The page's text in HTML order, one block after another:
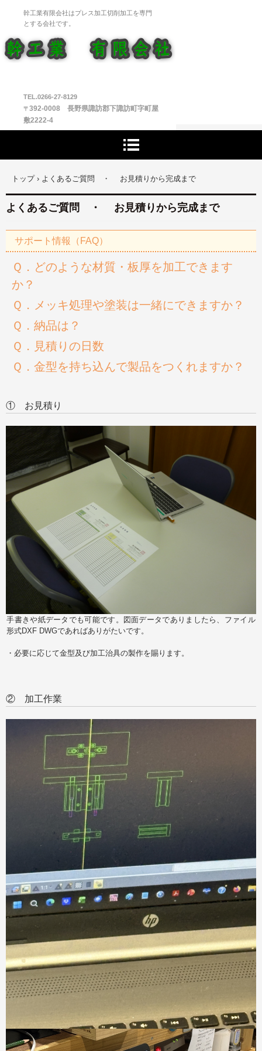
幹工業有限会社はプレス加工切削加工を専門
とする会社です。
TEL.0266-27-8129
〒392-0008 長野県諏訪郡下諏訪町字町屋
敷2222-4
トップ › よくあるご質問 ・ お見積りから完成まで
よくあるご質問 ・ お見積りから完成まで
サポート情報（FAQ）
Ｑ．どのような材質・板厚を加工できます
か？
Ｑ．メッキ処理や塗装は一緒にできますか？
Ｑ．納品は？
Ｑ．見積りの日数
Ｑ．金型を持ち込んで製品をつくれますか？
① お見積り
手書きや紙データでも可能です。図面データでありましたら、ファイル
形式DXF DWGであればありがたいです。
・必要に応じて金型及び加工治具の製作を賜ります。
② 加工作業